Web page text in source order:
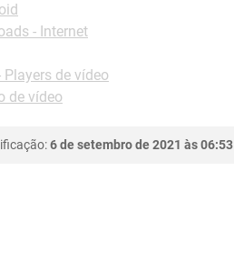
- Internet
Players de vídeo
de vídeo
6 de setembro de 2021 às 06:53